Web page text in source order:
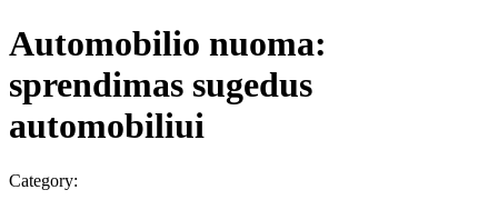
Automobilio nuoma:
sprendimas sugedus
automobiliui
Category: